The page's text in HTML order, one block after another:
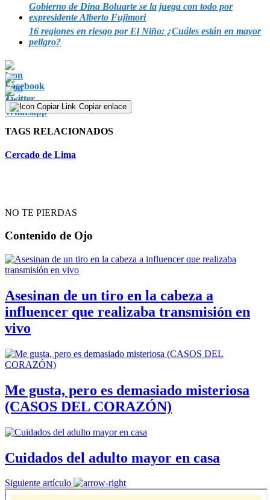
Gobierno de Dina Boluarte se la juega con todo por
expresidente Alberto Fujimori
16 regiones en riesgo por El Niño: ¿Cuáles están en mayor
peligro?
Copiar enlace
TAGS RELACIONADOS
Cercado de Lima
NO TE PIERDAS
Contenido de Ojo
Asesinan de un tiro en la cabeza a
influencer que realizaba transmisión en
vivo
Me gusta, pero es demasiado misteriosa
(CASOS DEL CORAZÓN)
Cuidados del adulto mayor en casa
Siguiente artículo